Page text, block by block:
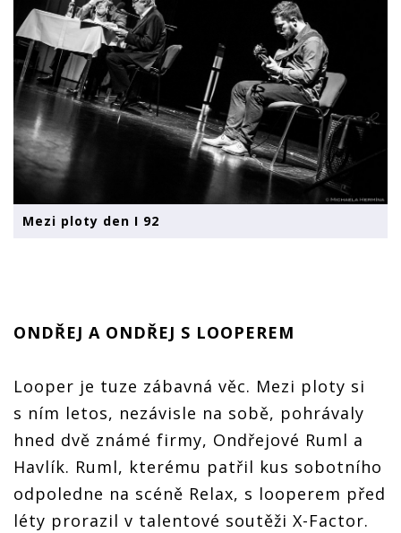
Mezi ploty den I 92
ONDŘEJ A ONDŘEJ S LOOPEREM
Looper je tuze zábavná věc. Mezi ploty si
s ním letos, nezávisle na sobě, pohrávaly
hned dvě známé firmy, Ondřejové Ruml a
Havlík. Ruml, kterému patřil kus sobotního
odpoledne na scéně Relax, s looperem před
léty prorazil v talentové soutěži X-Factor.